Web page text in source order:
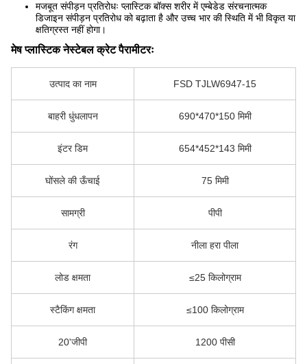
मजबूत संपीड़न प्रतिरोधः प्लास्टिक बॉक्स शरीर में एम्बेडेड संरचनात्मक
डिजाइन संपीड़न प्रतिरोध को बढ़ाता है और उच्च भार की स्थिति में भी विकृत या
क्षतिग्रस्त नहीं होगा।
मेष प्लास्टिक नेस्टेबल क्रेट पैरामीटरः
उत्पाद का नाम FSD TJLW6947-15
बाहरी धुंधलापन 690*470*150 मिमी
इंटर डिम 654*452*143 मिमी
घोंसले की ऊँचाई 75 मिमी
सामग्री पीपी
रंग नीला हरा पीला
लोड क्षमता ≤25 किलोग्राम
स्टैकिंग क्षमता ≤100 किलोग्राम
20'जीपी 1200 पीसी